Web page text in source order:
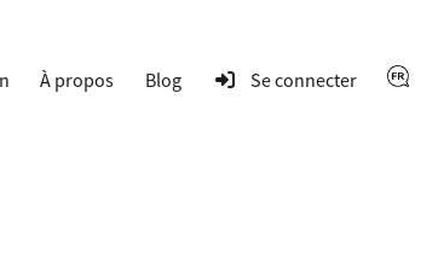
À propos Blog Se connecter